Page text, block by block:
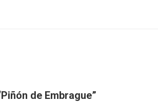
de Embrague”